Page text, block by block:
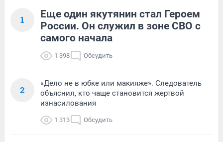
1
Еще один якутянин стал Героем
России. Он служил в зоне СВО с
самого начала
1 398 Обсудить
2
«Дело не в юбке или макияже». Следователь
объяснил, кто чаще становится жертвой
изнасилования
1 313 Обсудить